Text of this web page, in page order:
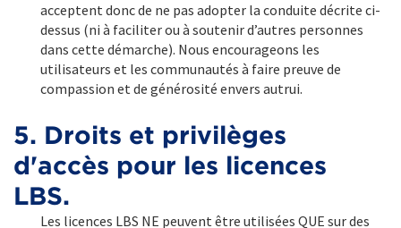
acceptent donc de ne pas adopter la conduite décrite ci-
dessus (ni à faciliter ou à soutenir d’autres personnes
dans cette démarche). Nous encourageons les
utilisateurs et les communautés à faire preuve de
compassion et de générosité envers autrui.
5. Droits et privilèges
d'accès pour les licences
LBS.
Les licences LBS NE peuvent être utilisées QUE sur des